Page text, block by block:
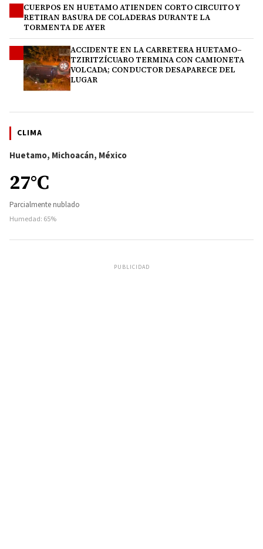
CUERPOS EN HUETAMO ATIENDEN CORTO CIRCUITO Y
RETIRAN BASURA DE COLADERAS DURANTE LA
TORMENTA DE AYER
ACCIDENTE EN LA CARRETERA HUETAMO–
TZIRITZÍCUARO TERMINA CON CAMIONETA
VOLCADA; CONDUCTOR DESAPARECE DEL
LUGAR
CLIMA
Huetamo, Michoacán, México
27°C
Parcialmente nublado
Humedad: 65%
PUBLICIDAD